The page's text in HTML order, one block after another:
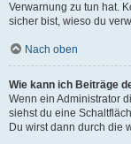
Verwarnung zu tun hat.
sicher bist, wieso du
Nach oben
Wie kann ich Beiträge
Wenn ein Administrator
siehst du eine
Du wirst dann durch die